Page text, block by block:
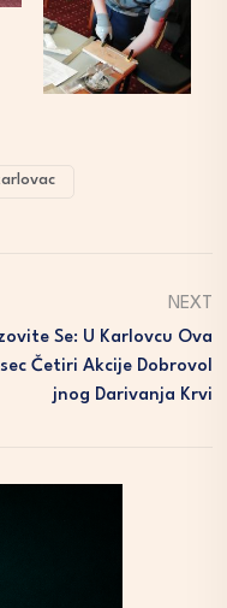
NEXT
Se: U Karlovcu Ova
Četiri Akcije Dobrovol
Jnog Darivanja Krvi